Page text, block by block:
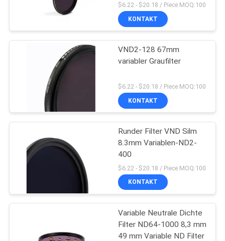
Filter ND8
Filter ND1000
6
$6.22 - $20.18 / Piece MOQ:100
KONTAKT
VND2-128 67mm
variabler Graufilter
$6.22 - $20.18 / Piece MOQ:100
KONTAKT
Runder Filter VND Silm
8.3mm Variablen-ND2-
400
$6.22 - $20.18 / Piece MOQ:100
KONTAKT
Variable Neutrale Dichte
Filter ND64-1000 8,3 mm
49 mm Variable ND Filter